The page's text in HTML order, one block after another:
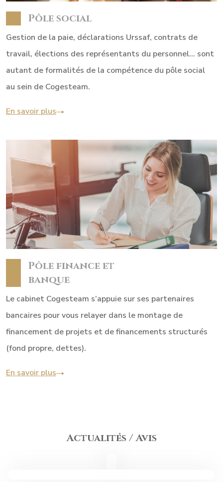
Pôle social
Gestion de la paie, déclarations Urssaf, contrats de
travail, élections des représentants du personnel… sont
autant de formalités de la compétence du pôle social
au sein de Cogesteam.
En savoir plus
Pôle finance et
banque
Le cabinet Cogesteam s’appuie sur ses partenaires
bancaires pour vous relayer dans le montage de
financement de projets et de financements structurés
(fond propre, dettes).
En savoir plus
Actualités / Avis